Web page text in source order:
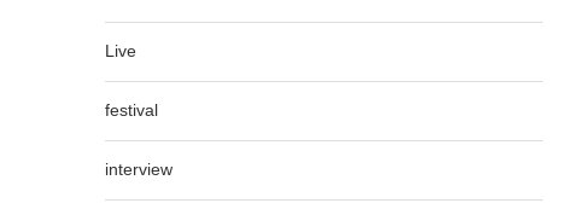
Live
festival
interview